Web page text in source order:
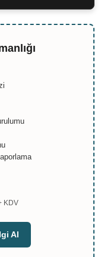
KDV
Al